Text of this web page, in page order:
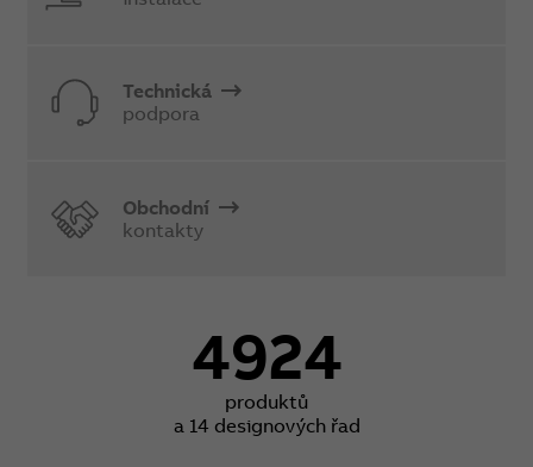
Technická
podpora
Obchodní
kontakty
4924
produktů
a 14 designových řad